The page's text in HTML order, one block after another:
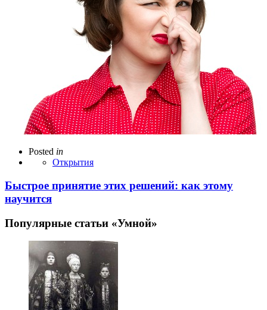
Posted in
Открытия
Быстрое принятие этих решений: как этому
научится
Популярные статьи «Умной»